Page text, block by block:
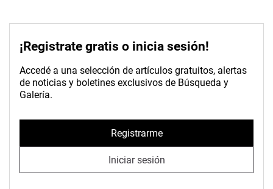
¡Registrate gratis o inicia sesión!
Accedé a una selección de artículos gratuitos, alertas
de noticias y boletines exclusivos de Búsqueda y
Galería.
Registrarme
Iniciar sesión